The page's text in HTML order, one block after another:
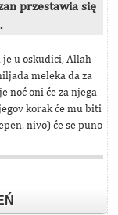
przestawia się
u oskudici, Allah
meleka da za
noć oni će za njega
korak će mu biti
nivo) će se puno